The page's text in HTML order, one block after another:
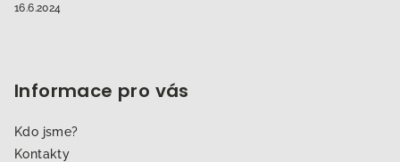
16.6.2024
Informace pro vás
Kdo jsme?
Kontakty